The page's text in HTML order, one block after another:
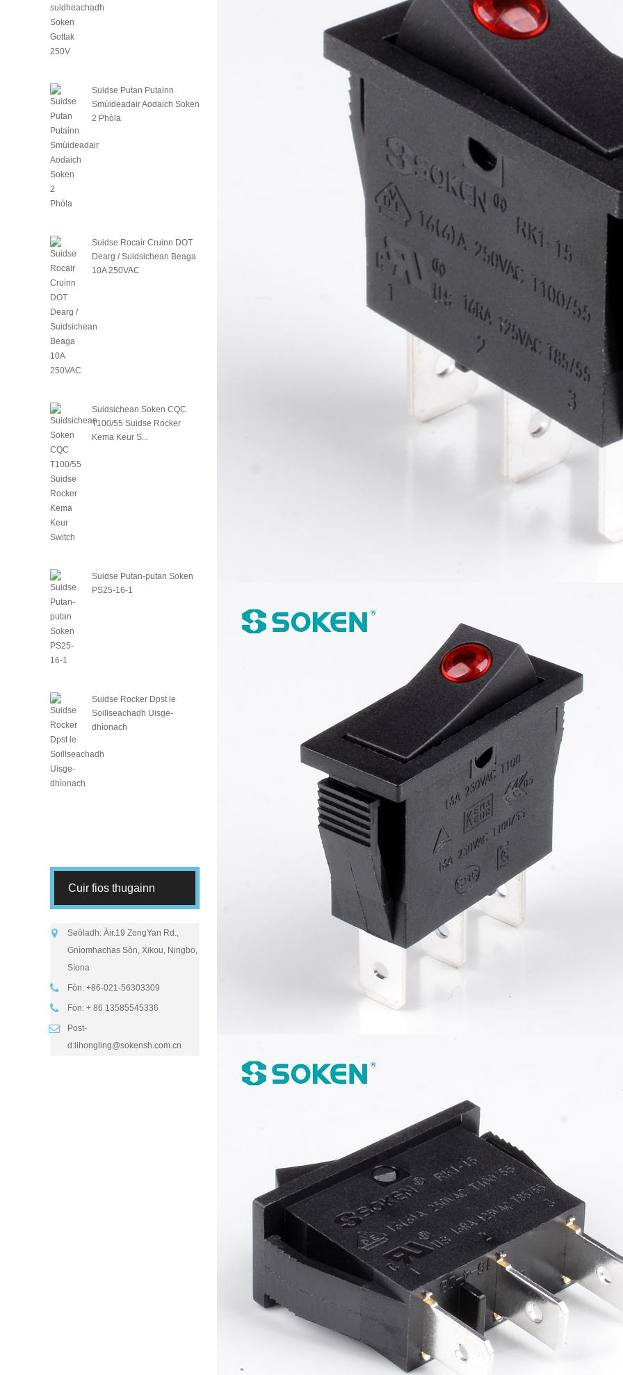
Suidse Putan Putainn
Smùideadair Aodaich Soken
2 Phòla
Suidse Rocair Cruinn DOT
Dearg / Suidsichean Beaga
10A 250VAC
Suidsichean Soken CQC
T100/55 Suidse Rocker
Kema Keur S...
Suidse Putan-putan Soken
PS25-16-1
Suidse Rocker Dpst le
Soillseachadh Uisge-
dhìonach
Cuir fios thugainn
Seòladh: Àir.19 ZongYan Rd.,
Gnìomhachas Sòn, Xikou, Ningbo,
Sìona
Fòn: +86-021-56303309
Fòn: + 86 13585545336
Post-
d: lihongling@sokensh.com.cn